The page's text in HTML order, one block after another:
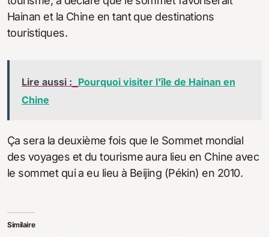
Hainan et la Chine en tant que destinations
touristiques.
Lire aussi : Pourquoi visiter l'île de Hainan en
Chine
Ça sera la deuxième fois que le Sommet mondial
des voyages et du tourisme aura lieu en Chine avec
le sommet qui a eu lieu à Beijing (Pékin) en 2010.
Similaire